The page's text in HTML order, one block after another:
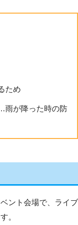
ため
雨が降った時の防
ント会場で、ライブ
。